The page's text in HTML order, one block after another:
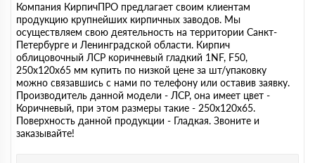
Компания КирпичПРО предлагает своим клиентам
продукцию крупнейших кирпичных заводов. Мы
осуществляем свою деятельность на территории Санкт-
Петербурге и Ленинградской области. Кирпич
облицовочный ЛСР коричневый гладкий 1NF, F50,
250х120х65 мм купить по низкой цене за шт/упаковку
можно связавшись с нами по телефону или оставив заявку.
Производитель данной модели - ЛСР, она имеет цвет -
Коричневый, при этом размеры такие - 250х120х65.
Поверхность данной продукции - Гладкая. Звоните и
заказывайте!